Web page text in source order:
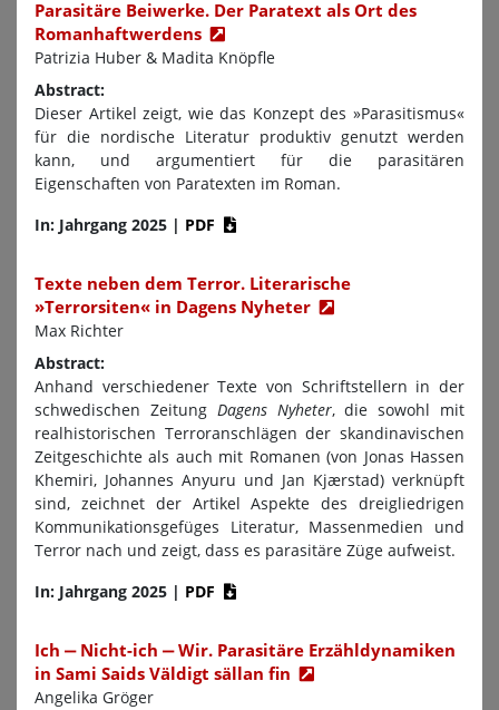
Parasitäre Beiwerke. Der Paratext als Ort des
Romanhaftwerdens
Patrizia Huber & Madita Knöpfle
Abstract:
Dieser Artikel zeigt, wie das Konzept des »Parasitismus«
für die nordische Literatur produktiv genutzt werden
kann, und argumentiert für die parasitären
Eigenschaften von Paratexten im Roman.
In: Jahrgang 2025 | PDF
Texte neben dem Terror. Literarische
»Terrorsiten« in Dagens Nyheter
Max Richter
Abstract:
Anhand verschiedener Texte von Schriftstellern in der
schwedischen Zeitung Dagens Nyheter, die sowohl mit
realhistorischen Terroranschlägen der skandinavischen
Zeitgeschichte als auch mit Romanen (von Jonas Hassen
Khemiri, Johannes Anyuru und Jan Kjærstad) verknüpft
sind, zeichnet der Artikel Aspekte des dreigliedrigen
Kommunikationsgefüges Literatur, Massenmedien und
Terror nach und zeigt, dass es parasitäre Züge aufweist.
In: Jahrgang 2025 | PDF
Ich ‒ Nicht-ich ‒ Wir. Parasitäre Erzähldynamiken
in Sami Saids Väldigt sällan fin
Angelika Gröger